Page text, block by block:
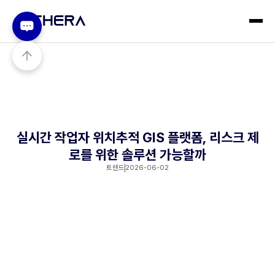
실시간 작업자 위치추적 GIS 플랫폼, 리스크 제
로를 위한 솔루션 가능할까
트렌드 2026-06-02